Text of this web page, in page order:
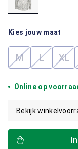
Kies jouw maat
M(Deze optie is
L(DezeXL
Online op
Bekijk